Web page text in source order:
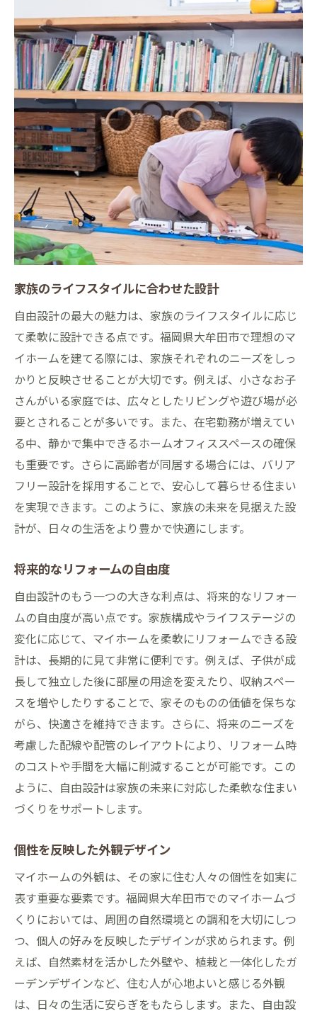
家族のライフスタイルに合わせた設計
自由設計の最大の魅力は、家族のライフスタイルに応じ
て柔軟に設計できる点です。福岡県大牟田市で理想のマ
イホームを建てる際には、家族それぞれのニーズをしっ
かりと反映させることが大切です。例えば、小さなお子
さんがいる家庭では、広々としたリビングや遊び場が必
要とされることが多いです。また、在宅勤務が増えてい
る中、静かで集中できるホームオフィススペースの確保
も重要です。さらに高齢者が同居する場合には、バリア
フリー設計を採用することで、安心して暮らせる住まい
を実現できます。このように、家族の未来を見据えた設
計が、日々の生活をより豊かで快適にします。
将来的なリフォームの自由度
自由設計のもう一つの大きな利点は、将来的なリフォー
ムの自由度が高い点です。家族構成やライフステージの
変化に応じて、マイホームを柔軟にリフォームできる設
計は、長期的に見て非常に便利です。例えば、子供が成
長して独立した後に部屋の用途を変えたり、収納スペー
スを増やしたりすることで、家そのものの価値を保ちな
がら、快適さを維持できます。さらに、将来のニーズを
考慮した配線や配管のレイアウトにより、リフォーム時
のコストや手間を大幅に削減することが可能です。この
ように、自由設計は家族の未来に対応した柔軟な住まい
づくりをサポートします。
個性を反映した外観デザイン
マイホームの外観は、その家に住む人々の個性を如実に
表す重要な要素です。福岡県大牟田市でのマイホームづ
くりにおいては、周囲の自然環境との調和を大切にしつ
つ、個人の好みを反映したデザインが求められます。例
えば、自然素材を活かした外壁や、植栽と一体化したガ
ーデンデザインなど、住む人が心地よいと感じる外観
は、日々の生活に安らぎをもたらします。また、自由設